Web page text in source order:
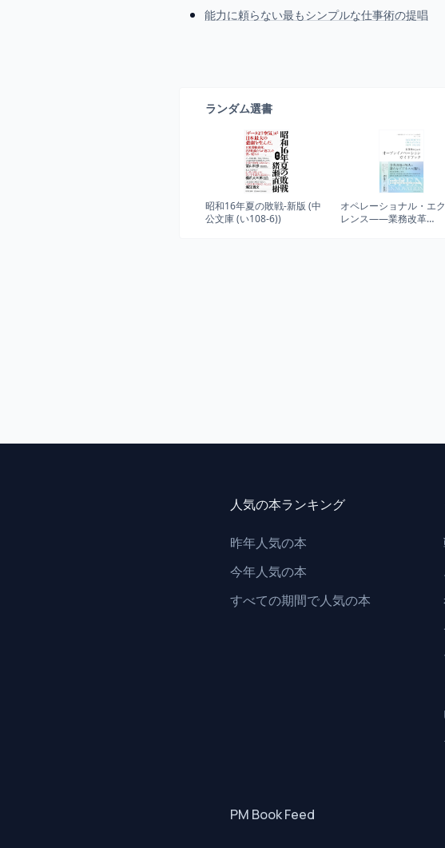
能力に頼らない最もシンプルな仕事術の提唱
ランダム選書
昭和16年夏の敗戦-新版 (中
公文庫 (い108-6))
オペレーショナル・エ
レンス――業務改革
人気の本ランキング
昨年人気の本
今年人気の本
すべての期間で人気の本
PM Book Feed